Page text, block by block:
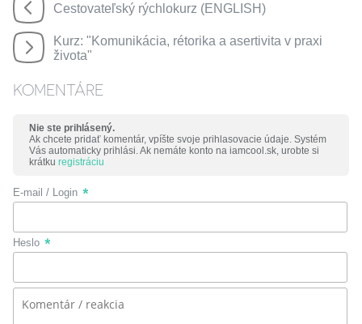
Cestovateľský rýchlokurz (ENGLISH)
Kurz: "Komunikácia, rétorika a asertivita v praxi
života"
KOMENTÁRE
Nie ste prihlásený.
Ak chcete pridať komentár, vpíšte svoje prihlasovacie údaje. Systém
Vás automaticky prihlási. Ak nemáte konto na iamcool.sk, urobte si
krátku registráciu
E-mail / Login
Heslo